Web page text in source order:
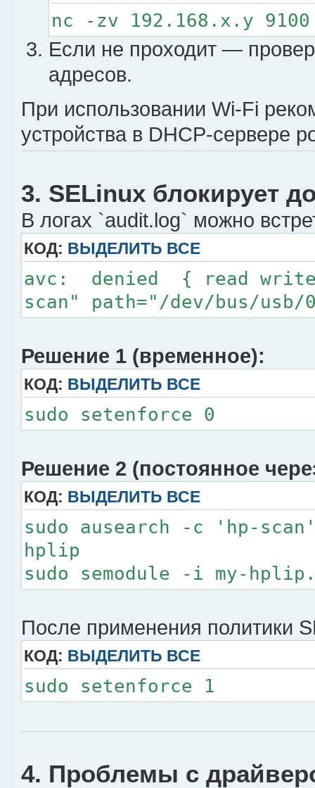
nc -zv 192.168.x.y 9100
Если не проходит —
адресов.
При использовании Wi-Fi
устройства в DHCP-сервере
3. SELinux блокирует
В логах `audit.log` можно
КОД: ВЫДЕЛИТЬ ВСЕ
avc: denied { read write
scan" path="/dev/bus/usb/
Решение 1 (временное):
КОД: ВЫДЕЛИТЬ ВСЕ
sudo setenforce 0
Решение 2 (постоянное
КОД: ВЫДЕЛИТЬ ВСЕ
sudo ausearch -c 'hp-
hplip
sudo semodule -i my-
После применения политики
КОД: ВЫДЕЛИТЬ ВСЕ
sudo setenforce 1
4. Проблемы с